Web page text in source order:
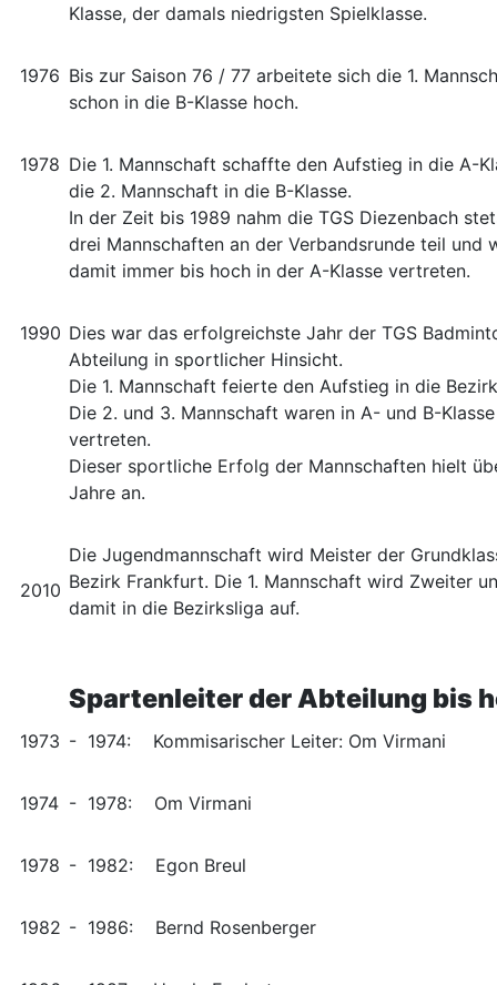
Klasse, der damals niedrigsten Spielklasse.
1976 Bis zur Saison 76 / 77 arbeitete sich die 1.
schon in die B-Klasse hoch.
1978 Die 1. Mannschaft schaffte den Aufstieg in die A-
die 2. Mannschaft in die B-Klasse.
In der Zeit bis 1989 nahm die TGS Diezenbach
drei Mannschaften an der Verbandsrunde teil und
damit immer bis hoch in der A-Klasse vertreten.
1990 Dies war das erfolgreichste Jahr der TGS
Abteilung in sportlicher Hinsicht.
Die 1. Mannschaft feierte den Aufstieg in die
Die 2. und 3. Mannschaft waren in A- und B-Klasse
vertreten.
Dieser sportliche Erfolg der Mannschaften hielt
Jahre an.
2010
Die Jugendmannschaft wird Meister der
Bezirk Frankfurt. Die 1. Mannschaft wird Zweiter
damit in die Bezirksliga auf.
Spartenleiter der Abteilung bis
1973 - 1974: Kommisarischer Leiter: Om Virmani
1974 - 1978: Om Virmani
1978 - 1982: Egon Breul
1982 - 1986: Bernd Rosenberger